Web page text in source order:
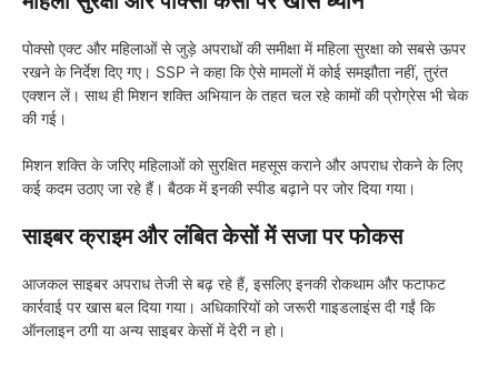
पोक्सो एक्ट और महिलाओं से जुड़े अपराधों की समीक्षा में महिला सुरक्षा को सबसे ऊपर
रखने के निर्देश दिए गए। SSP ने कहा कि ऐसे मामलों में कोई समझौता नहीं, तुरंत
एक्शन लें। साथ ही मिशन शक्ति अभियान के तहत चल रहे कामों की प्रोग्रेस भी चेक
की गई।
मिशन शक्ति के जरिए महिलाओं को सुरक्षित महसूस कराने और अपराध रोकने के लिए
कई कदम उठाए जा रहे हैं। बैठक में इनकी स्पीड बढ़ाने पर जोर दिया गया।
साइबर क्राइम और लंबित केसों में सजा पर फोकस
आजकल साइबर अपराध तेजी से बढ़ रहे हैं, इसलिए इनकी रोकथाम और फटाफट
कार्रवाई पर खास बल दिया गया। अधिकारियों को जरूरी गाइडलाइंस दी गईं कि
ऑनलाइन ठगी या अन्य साइबर केसों में देरी न हो।